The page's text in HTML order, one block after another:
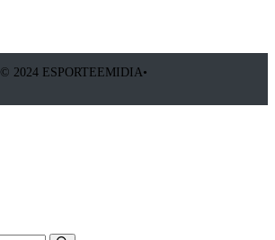
© 2024 ESPORTEEMIDIA•